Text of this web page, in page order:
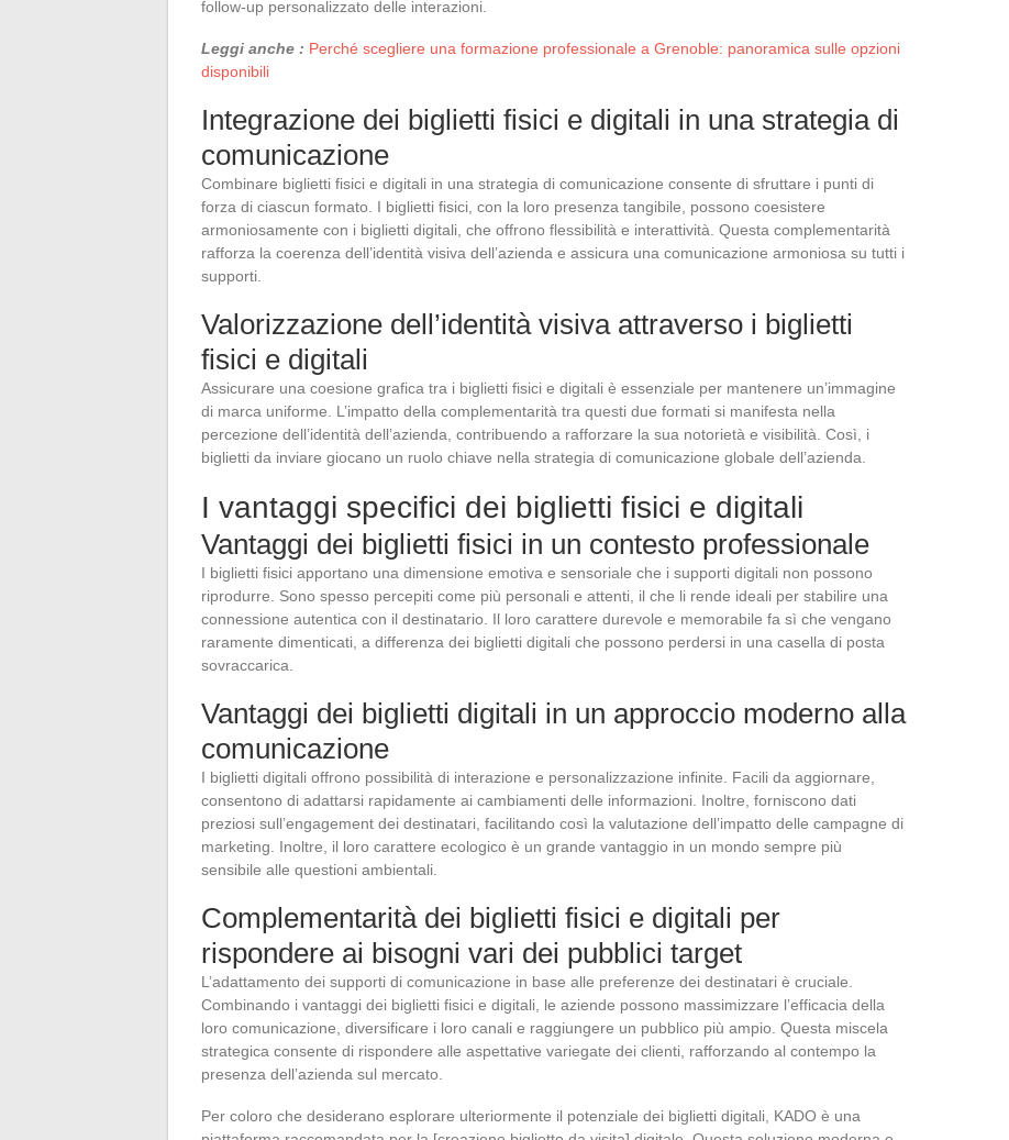
follow-up personalizzato delle interazioni.
Leggi anche : Perché scegliere una formazione professionale a Grenoble: panoramica sulle opzioni
disponibili
Integrazione dei biglietti fisici e digitali in una strategia di
comunicazione
Combinare biglietti fisici e digitali in una strategia di comunicazione consente di sfruttare i punti di
forza di ciascun formato. I biglietti fisici, con la loro presenza tangibile, possono coesistere
armoniosamente con i biglietti digitali, che offrono flessibilità e interattività. Questa complementarità
rafforza la coerenza dell’identità visiva dell’azienda e assicura una comunicazione armoniosa su tutti i
supporti.
Valorizzazione dell’identità visiva attraverso i biglietti
fisici e digitali
Assicurare una coesione grafica tra i biglietti fisici e digitali è essenziale per mantenere un’immagine
di marca uniforme. L’impatto della complementarità tra questi due formati si manifesta nella
percezione dell’identità dell’azienda, contribuendo a rafforzare la sua notorietà e visibilità. Così, i
biglietti da inviare giocano un ruolo chiave nella strategia di comunicazione globale dell’azienda.
I vantaggi specifici dei biglietti fisici e digitali
Vantaggi dei biglietti fisici in un contesto professionale
I biglietti fisici apportano una dimensione emotiva e sensoriale che i supporti digitali non possono
riprodurre. Sono spesso percepiti come più personali e attenti, il che li rende ideali per stabilire una
connessione autentica con il destinatario. Il loro carattere durevole e memorabile fa sì che vengano
raramente dimenticati, a differenza dei biglietti digitali che possono perdersi in una casella di posta
sovraccarica.
Vantaggi dei biglietti digitali in un approccio moderno alla
comunicazione
I biglietti digitali offrono possibilità di interazione e personalizzazione infinite. Facili da aggiornare,
consentono di adattarsi rapidamente ai cambiamenti delle informazioni. Inoltre, forniscono dati
preziosi sull’engagement dei destinatari, facilitando così la valutazione dell’impatto delle campagne di
marketing. Inoltre, il loro carattere ecologico è un grande vantaggio in un mondo sempre più
sensibile alle questioni ambientali.
Complementarità dei biglietti fisici e digitali per
rispondere ai bisogni vari dei pubblici target
L’adattamento dei supporti di comunicazione in base alle preferenze dei destinatari è cruciale.
Combinando i vantaggi dei biglietti fisici e digitali, le aziende possono massimizzare l’efficacia della
loro comunicazione, diversificare i loro canali e raggiungere un pubblico più ampio. Questa miscela
strategica consente di rispondere alle aspettative variegate dei clienti, rafforzando al contempo la
presenza dell’azienda sul mercato.
Per coloro che desiderano esplorare ulteriormente il potenziale dei biglietti digitali, KADO è una